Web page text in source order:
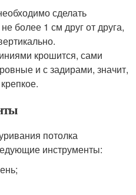
сделать
более 1 см друг от друга,
крошится, сами
и с задирами, значит,
потолка
инструменты: